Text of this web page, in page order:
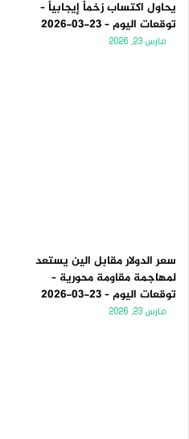
يحاول اكتساب زخماً إيجابياً –
توقعات اليوم – 23-03-2026
مارس 23, 2026
سعر الدولار مقابل الين يستعد
لمهاجمة مقاومة محورية –
توقعات اليوم – 23-03-2026
مارس 23, 2026